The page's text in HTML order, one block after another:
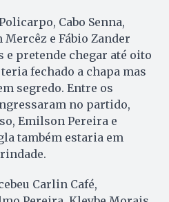
Cabo Senna,
e Fábio Zander
pretende chegar até oito
fechado a chapa mas
segredo. Entre os
no partido,
Emilson Pereira e
também estaria em
Carlin Café,